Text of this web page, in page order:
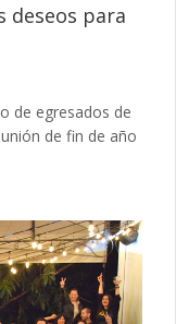
deseos para
de egresados de
de fin de año